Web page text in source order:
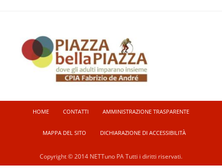
HOME CONTATTI AMMINISTRAZIONE TRASPARENTE
MAPPA DEL SITO DICHIARAZIONE DI ACCESSIBILITÀ
Copyright © 2014 NETTuno PA Tutti i diritti riservati.